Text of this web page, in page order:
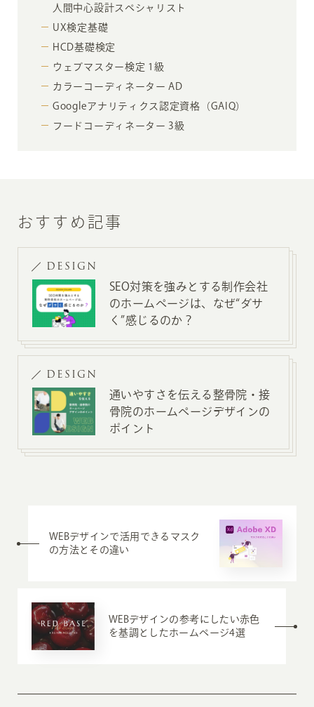
人間中心設計スペシャリスト
UX検定基礎
HCD基礎検定
ウェブマスター検定 1級
カラーコーディネーター AD
Googleアナリティクス認定資格（GAIQ）
フードコーディネーター 3級
おすすめ記事
DESIGN
SEO対策を強みとする制作会社
のホームページは、なぜ“ダサ
く”感じるのか？
DESIGN
通いやすさを伝える整骨院・接
骨院のホームページデザインの
ポイント
WEBデザインで活用できるマスク
の方法とその違い
WEBデザインの参考にしたい赤色
を基調としたホームページ4選